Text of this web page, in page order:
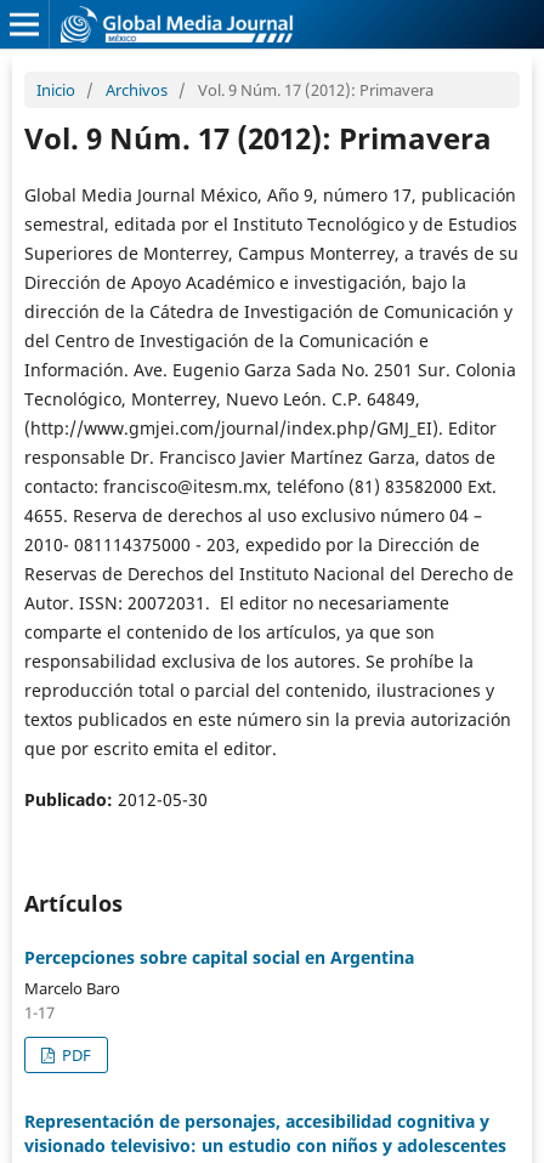
Inicio / Archivos / Vol. 9 Núm. 17 (2012): Primavera
Vol. 9 Núm. 17 (2012): Primavera
Global Media Journal México, Año 9, número 17, publicación
semestral, editada por el Instituto Tecnológico y de Estudios
Superiores de Monterrey, Campus Monterrey, a través de su
Dirección de Apoyo Académico e investigación, bajo la
dirección de la Cátedra de Investigación de Comunicación y
del Centro de Investigación de la Comunicación e
Información. Ave. Eugenio Garza Sada No. 2501 Sur. Colonia
Tecnológico, Monterrey, Nuevo León. C.P. 64849,
(http://www.gmjei.com/journal/index.php/GMJ_EI). Editor
responsable Dr. Francisco Javier Martínez Garza, datos de
contacto: francisco@itesm.mx, teléfono (81) 83582000 Ext.
4655. Reserva de derechos al uso exclusivo número 04 –
2010- 081114375000 - 203, expedido por la Dirección de
Reservas de Derechos del Instituto Nacional del Derecho de
Autor. ISSN: 20072031. El editor no necesariamente
comparte el contenido de los artículos, ya que son
responsabilidad exclusiva de los autores. Se prohíbe la
reproducción total o parcial del contenido, ilustraciones y
textos publicados en este número sin la previa autorización
que por escrito emita el editor.
Publicado: 2012-05-30
Artículos
Percepciones sobre capital social en Argentina
Marcelo Baro
1-17
PDF
Representación de personajes, accesibilidad cognitiva y
visionado televisivo: un estudio con niños y adolescentes